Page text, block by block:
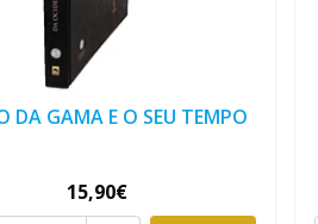
DA GAMA E O SEU TEMPO
15,90€